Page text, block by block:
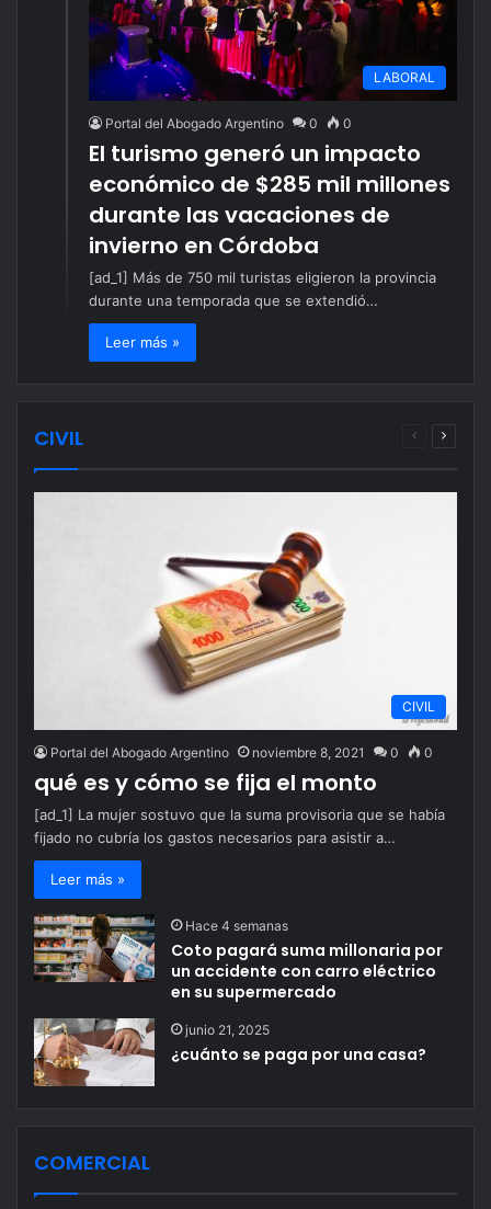
LABORAL
Portal del Abogado Argentino 0 0
El turismo generó un impacto
económico de $285 mil millones
durante las vacaciones de
invierno en Córdoba
[ad_1] Más de 750 mil turistas eligieron la provincia
durante una temporada que se extendió…
Leer más »
CIVIL
PáginaPágina
CIVIL
Portal del Abogado Argentino noviembre 8, 2021 0 0
qué es y cómo se fija el monto
[ad_1] La mujer sostuvo que la suma provisoria que se había
fijado no cubría los gastos necesarios para asistir a…
Leer más »
Hace 4 semanas
Coto pagará suma millonaria por
un accidente con carro eléctrico
en su supermercado
junio 21, 2025
¿cuánto se paga por una casa?
COMERCIAL